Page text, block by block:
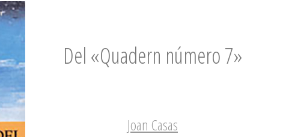
Del «Quadern número 7»
Joan Casas